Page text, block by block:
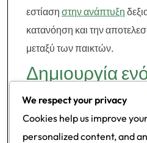
εστίαση στην ανάπτυξη
κατανόηση και την
μεταξύ των παικτών.
Δημιουργία
προπονητικού
που εστιάζει
We respect your privacy
Cookies help us improve
personalized content, and